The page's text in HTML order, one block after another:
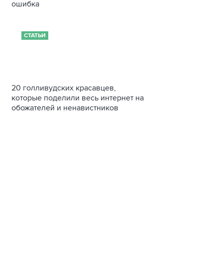
ошибка
СТАТЬИ
20 голливудских красавцев,
которые поделили весь интернет на
обожателей и ненавистников